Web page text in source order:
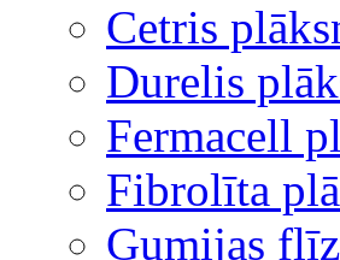
Cetris
Durelis
Fermacell
Fibrolīta
Gumijas